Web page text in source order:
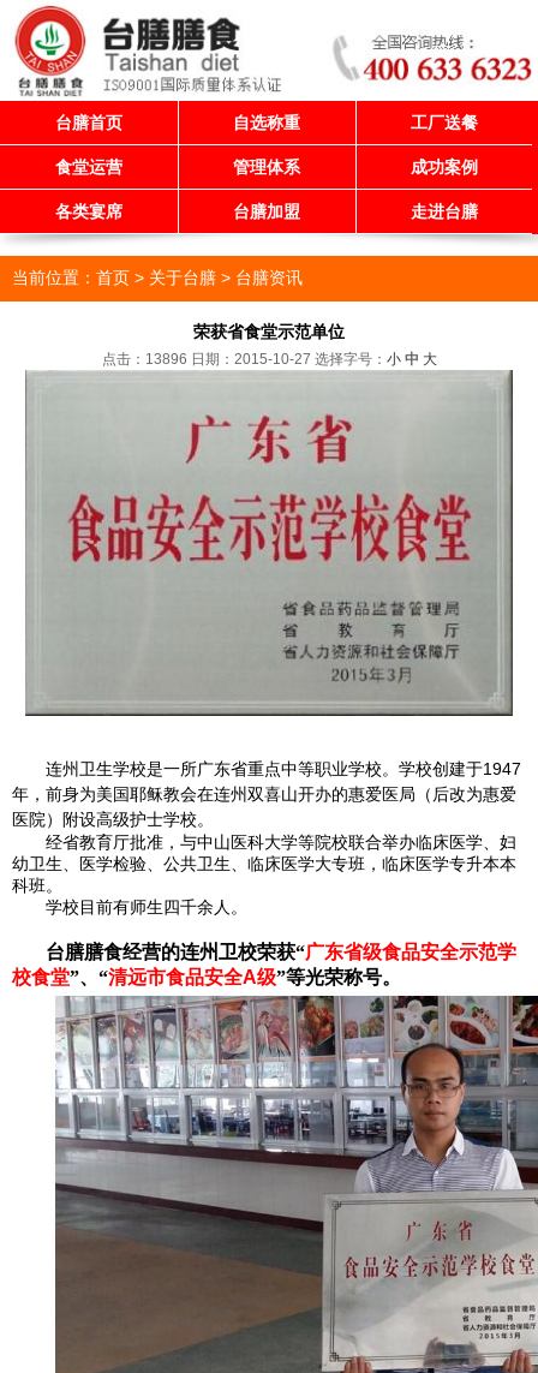
台膳首页 自选称重 工厂送餐
食堂运营 管理体系 成功案例
各类宴席 台膳加盟 走进台膳
当前位置： 首页 > 关于台膳 > 台膳资讯
荣获省食堂示范单位
点击：13896 日期：2015-10-27 选择字号： 小 中 大
连州卫生学校是一所广东省重点中等职业学校。学校创建于1947
年，前身为美国耶稣教会在连州双喜山开办的惠爱医局（后改为惠爱
医院）附设高级护士学校。
经省教育厅批准，与中山医科大学等院校联合举办临床医学、妇
幼卫生、医学检验、公共卫生、临床医学大专班，临床医学专升本本
科班。
学校目前有师生四千余人。
台膳膳食经营的连州卫校荣获“广东省级食品安全示范学
校食堂”、“清远市食品安全A级”等光荣称号。